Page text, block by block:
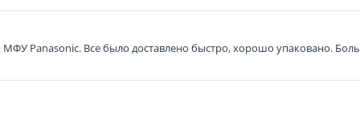
МФУ Panasonic. Все было доставлено быстро, хорошо упаковано.